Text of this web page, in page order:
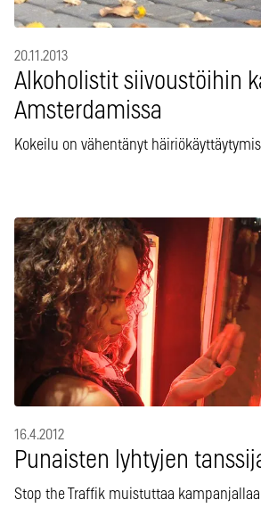
20.11.2013
Alkoholistit siivoustöihin
Amsterdamissa
Kokeilu on vähentänyt
16.4.2012
Punaisten lyhtyjen
Stop the Traffik muistuttaa